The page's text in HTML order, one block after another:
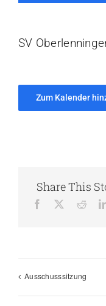
SV
Zum Kalender
Share This
Facebook
Ausschusssitzung